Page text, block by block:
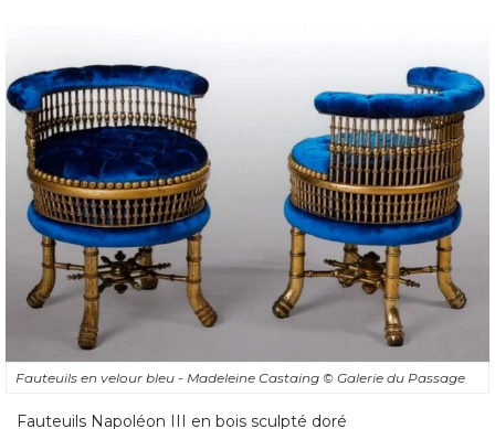
Fauteuils en velour bleu - Madeleine Castaing © Galerie du Passage
Fauteuils Napoléon III en bois sculpté doré